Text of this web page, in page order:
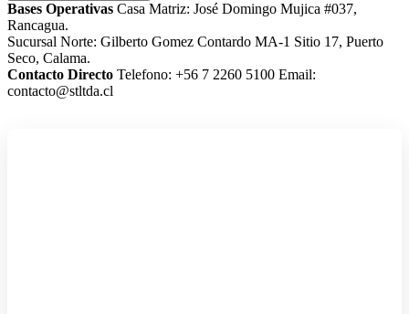
Bases Operativas Casa Matriz: José Domingo Mujica #037,
Rancagua.
Sucursal Norte: Gilberto Gomez Contardo MA-1 Sitio 17, Puerto
Seco, Calama.
Contacto Directo Telefono: +56 7 2260 5100 Email:
contacto@stltda.cl